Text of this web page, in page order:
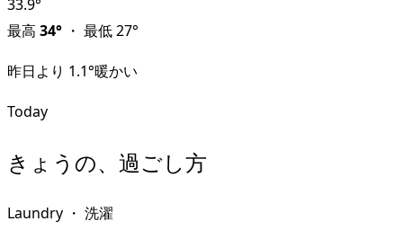
33.9°
最高 34° ・ 最低27°
昨日より 1.1°暖かい
Today
きょうの、過ごし方
Laundry ・ 洗濯